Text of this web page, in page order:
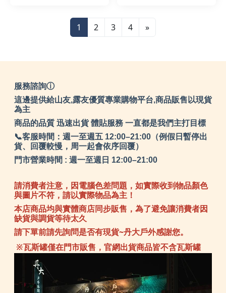
1 2 3 4 »
服務諮詢ⓘ
這邊提供給山友,露友優質專業購物平台,商品販售以現貨
為主
商品的品質 迅速出貨 體貼服務 一直都是我們主打目標
📞客服時間：週一至週五 12:00–21:00（例假日暫停出
貨、回覆較慢，周一起會依序回覆）
門市營業時間 : 週一至週日 12:00–21:00
請消費者注意，因電腦色差問題，如實際收到物品顏色
與圖片不符，請以實際物品為主！
本店商品均與實體商店同步販售，為了避免讓消費者因
缺貨與調貨等待太久
請下單前請先詢問是否有現貨~丹大戶外感謝您。
※瓦斯罐僅在門市販售，官網出貨商品皆不含瓦斯罐